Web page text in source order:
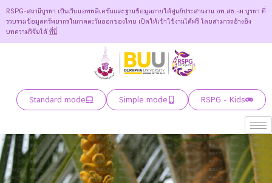
RSPG-สถานีบูรพา เป็นเว็บแอพพลิเคชันและฐานข้อมูลภายใต้ศูนย์ประสานงาน อพ.สธ.-ม.บูรพา ที่
รวบรวมข้อมูลทรัพยากรในภาคตะวันออกของไทย เปิดให้เข้าใช้งานได้ฟรี โดยสามารถอ้างอิง
บทความวิจัยได้ ที่นี่
Standard mode Simple mode RSPG - Kids